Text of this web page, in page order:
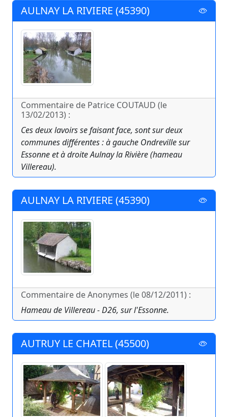
AULNAY LA RIVIERE (45390)
Commentaire de Patrice COUTAUD (le
13/02/2013) :
Ces deux lavoirs se faisant face, sont sur deux
communes différentes : à gauche Ondreville sur
Essonne et à droite Aulnay la Rivière (hameau
Villereau).
AULNAY LA RIVIERE (45390)
Commentaire de Anonymes (le 08/12/2011) :
Hameau de Villereau - D26, sur l'Essonne.
AUTRUY LE CHATEL (45500)